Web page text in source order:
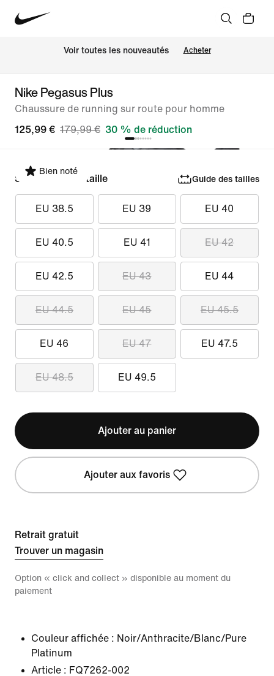
Voir toutes les nouveautés Acheter
Nike Pegasus Plus
Chaussure de running sur route pour homme
125,99 € 179,99 € 30 % de réduction
Bien noté
Sélectionner la taille Guide des tailles
EU 38.5 EU 39 EU 40
EU 40.5 EU 41 EU 42
EU 42.5 EU 43 EU 44
EU 44.5 EU 45 EU 45.5
EU 46 EU 47 EU 47.5
EU 48.5 EU 49.5
Ajouter au panier
Ajouter aux favoris
Retrait gratuit
Trouver un magasin
Option « click and collect » disponible au moment du
paiement
Couleur affichée : Noir/Anthracite/Blanc/Pure
Platinum
Article : FQ7262-002